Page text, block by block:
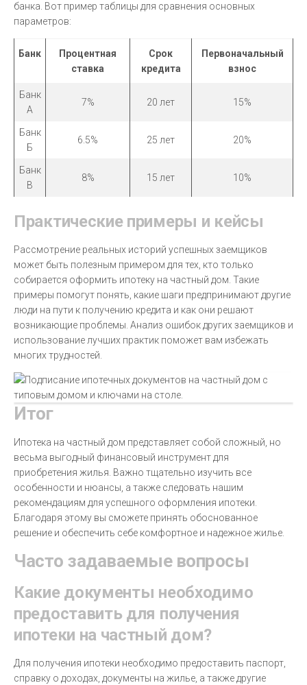
банка. Вот пример таблицы для сравнения основных
параметров:
Банк
Процентная
ставка
Срок
кредита
Первоначальный
взнос
Банк
А
7% 20 лет 15%
Банк
Б
6.5% 25 лет 20%
Банк
В
8% 15 лет 10%
Практические примеры и кейсы
Рассмотрение реальных историй успешных заемщиков
может быть полезным примером для тех, кто только
собирается оформить ипотеку на частный дом. Такие
примеры помогут понять, какие шаги предпринимают другие
люди на пути к получению кредита и как они решают
возникающие проблемы. Анализ ошибок других заемщиков и
использование лучших практик поможет вам избежать
многих трудностей.
Итог
Ипотека на частный дом представляет собой сложный, но
весьма выгодный финансовый инструмент для
приобретения жилья. Важно тщательно изучить все
особенности и нюансы, а также следовать нашим
рекомендациям для успешного оформления ипотеки.
Благодаря этому вы сможете принять обоснованное
решение и обеспечить себе комфортное и надежное жилье.
Часто задаваемые вопросы
Какие документы необходимо
предоставить для получения
ипотеки на частный дом?
Для получения ипотеки необходимо предоставить паспорт,
справку о доходах, документы на жилье, а также другие